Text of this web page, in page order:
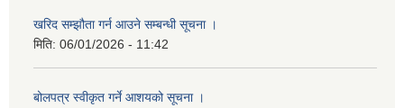
खरिद सम्झौता गर्न आउने सम्बन्धी सूचना ।
मिति: 06/01/2026 - 11:42
बोलपत्र स्वीकृत गर्ने आशयको सूचना ।